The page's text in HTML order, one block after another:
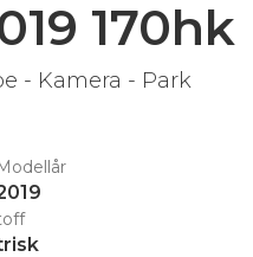
170hk
- Kamera - Park